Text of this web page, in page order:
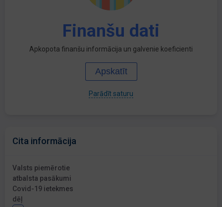
Finanšu dati
Apkopota finanšu informācija un galvenie koeficienti
Apskatīt
Parādīt saturu
Cita informācija
Valsts piemērotie
atbalsta pasākumi
Covid-19 ietekmes
dēļ